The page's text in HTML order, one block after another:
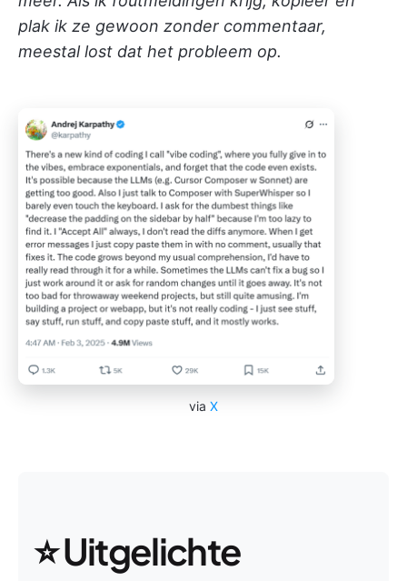
plak ik ze gewoon zonder commentaar,
meestal lost dat het probleem op.
via X
⭐ Uitgelichte